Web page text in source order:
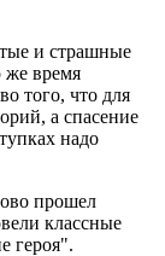
и страшные
же время
того, что для
а спасение
надо
прошел
классные
героя".